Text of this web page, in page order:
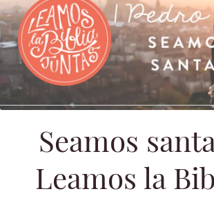
Seamos
Leamos la